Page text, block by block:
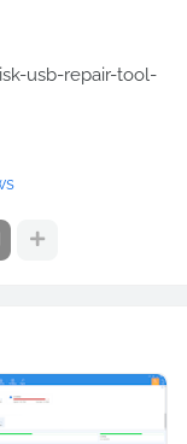
usb-repair-tool-